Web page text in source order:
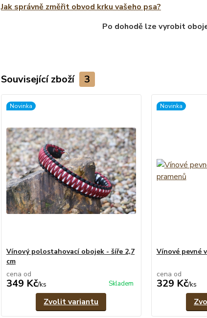
Jak správně změřit obvod krku vašeho psa?
Po dohodě lze vyrobit
Související zboží 3
Novinka
Vínový polostahovací obojek - šíře 2,7
cm
cena od
349 Kč/ks Skladem
Zvolit variantu
Novinka
Vínové pevné
cena od
329 Kč/ks